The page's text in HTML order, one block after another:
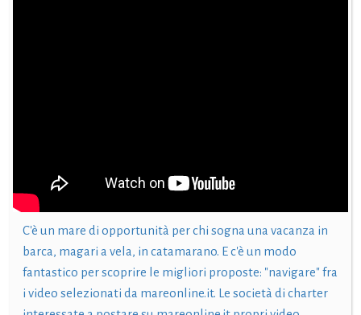
C'è un mare di opportunità per chi sogna una vacanza in
barca, magari a vela, in catamarano. E c'è un modo
fantastico per scoprire le migliori proposte: "navigare" fra
i video selezionati da mareonline.it. Le società di charter